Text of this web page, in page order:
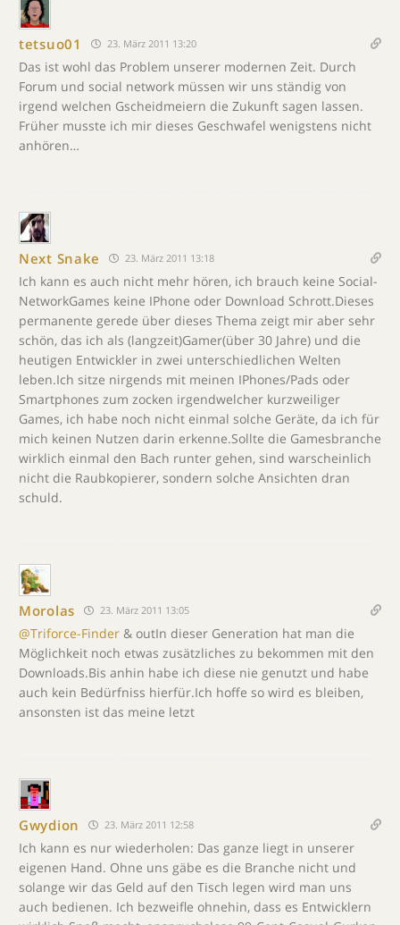
tetsuo01 23. März 2011 13:20
Das ist wohl das Problem unserer modernen Zeit. Durch
Forum und social network müssen wir uns ständig von
irgend welchen Gscheidmeiern die Zukunft sagen lassen.
Früher musste ich mir dieses Geschwafel wenigstens nicht
anhören…
Next Snake 23. März 2011 13:18
Ich kann es auch nicht mehr hören, ich brauch keine Social-
NetworkGames keine IPhone oder Download Schrott.Dieses
permanente gerede über dieses Thema zeigt mir aber sehr
schön, das ich als (langzeit)Gamer(über 30 Jahre) und die
heutigen Entwickler in zwei unterschiedlichen Welten
leben.Ich sitze nirgends mit meinen IPhones/Pads oder
Smartphones zum zocken irgendwelcher kurzweiliger
Games, ich habe noch nicht einmal solche Geräte, da ich für
mich keinen Nutzen darin erkenne.Sollte die Gamesbranche
wirklich einmal den Bach runter gehen, sind warscheinlich
nicht die Raubkopierer, sondern solche Ansichten dran
schuld.
Morolas 23. März 2011 13:05
@Triforce-Finder & outIn dieser Generation hat man die
Möglichkeit noch etwas zusätzliches zu bekommen mit den
Downloads.Bis anhin habe ich diese nie genutzt und habe
auch kein Bedürfniss hierfür.Ich hoffe so wird es bleiben,
ansonsten ist das meine letzt
Gwydion 23. März 2011 12:58
Ich kann es nur wiederholen: Das ganze liegt in unserer
eigenen Hand. Ohne uns gäbe es die Branche nicht und
solange wir das Geld auf den Tisch legen wird man uns
auch bedienen. Ich bezweifle ohnehin, dass es Entwicklern